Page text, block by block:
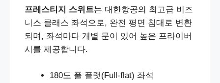
프레스티지 스위트는 대한항공의 최고급 비즈
니스 클래스 좌석으로, 완전 평면 침대로 변환
되며, 좌석마다 개별 문이 있어 높은 프라이버
시를 제공합니다.
180도 풀 플랫(Full-flat) 좌석